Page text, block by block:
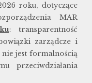
roku, dotyczące
MAR
: transparentność
zarządcze i
jest formalnością
przeciwdziałania